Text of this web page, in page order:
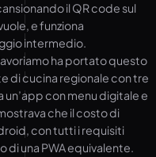
il QR code sul
e funziona
intermedio.
ha portato questo
di cucina regionale con tre
un’app con menu digitale e
che il costo di
con tutti i requisiti
di una PWA equivalente.